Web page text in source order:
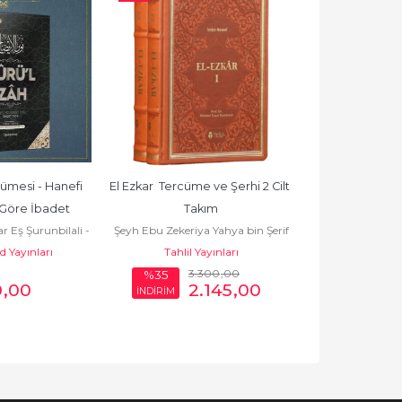
- Hanefi
İbadet
Eş Şurunbilali -
حسن بن
Yayınları
,00
El Ezkar  Tercüme ve Şerhi 2 Cilt
Takım
Şeyh Ebu Zekeriya Yahya bin Şerif
En Nevevi ابي زكريا يحيى بن شرف
النووي الدمشقي
Tahlil Yayınları
%35
İNDİRİM
3.300,00
2.145,00